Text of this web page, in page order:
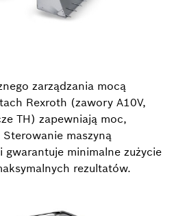
zarządzania mocą
Rexroth (zawory A10V,
TH) zapewniają moc,
maszyną
minimalne zużycie
rezultatów.